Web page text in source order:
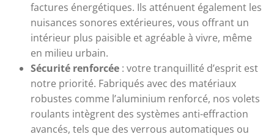
factures énergétiques. Ils atténuent également les
nuisances sonores extérieures, vous offrant un
intérieur plus paisible et agréable à vivre, même
en milieu urbain.
Sécurité renforcée : votre tranquillité d’esprit est
notre priorité. Fabriqués avec des matériaux
robustes comme l’aluminium renforcé, nos volets
roulants intègrent des systèmes anti-effraction
avancés, tels que des verrous automatiques ou